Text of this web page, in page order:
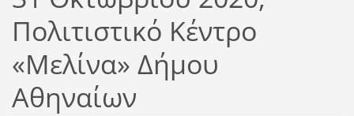
Πολιτιστικό Κέντρο
«Μελίνα» Δήμου
Αθηναίων